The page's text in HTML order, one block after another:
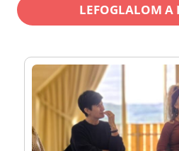
LEFOGLALOM A